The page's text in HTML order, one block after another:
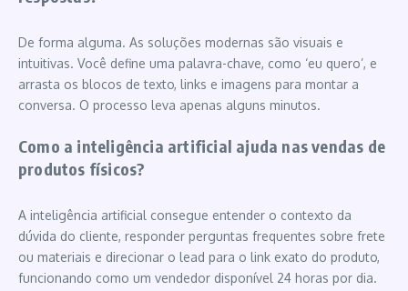
De forma alguma. As soluções modernas são visuais e
intuitivas. Você define uma palavra-chave, como ‘eu quero’, e
arrasta os blocos de texto, links e imagens para montar a
conversa. O processo leva apenas alguns minutos.
Como a inteligência artificial ajuda nas vendas de
produtos físicos?
A inteligência artificial consegue entender o contexto da
dúvida do cliente, responder perguntas frequentes sobre frete
ou materiais e direcionar o lead para o link exato do produto,
funcionando como um vendedor disponível 24 horas por dia.